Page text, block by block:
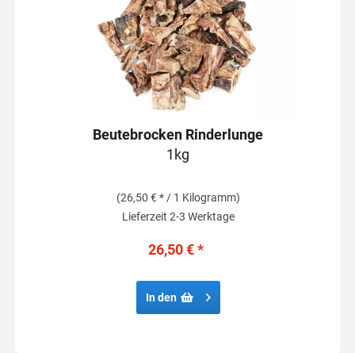
Beutebrocken Rinderlunge
1kg
(26,50 € * / 1 Kilogramm)
Lieferzeit 2-3 Werktage
26,50 € *
In den